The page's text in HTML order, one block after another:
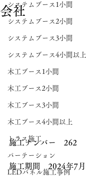
システムブース1小間
システムブース2小間
システムブース3小間
システムブース4小間以上
木工ブース1小間
木工ブース2小間
木工ブース3小間
木工ブース4小間以上
トラス施工
パーテーション
LEDパネル施工事例
会社
施工ナンバー　262
施工期間　2024年7月